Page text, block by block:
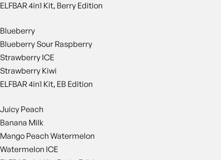
ELFBAR 4in1 Kit, Berry Edition
Blueberry
Blueberry Sour Raspberry
Strawberry ICE
Strawberry Kiwi
ELFBAR 4in1 Kit, EB Edition
Juicy Peach
Banana Milk
Mango Peach Watermelon
Watermelon ICE